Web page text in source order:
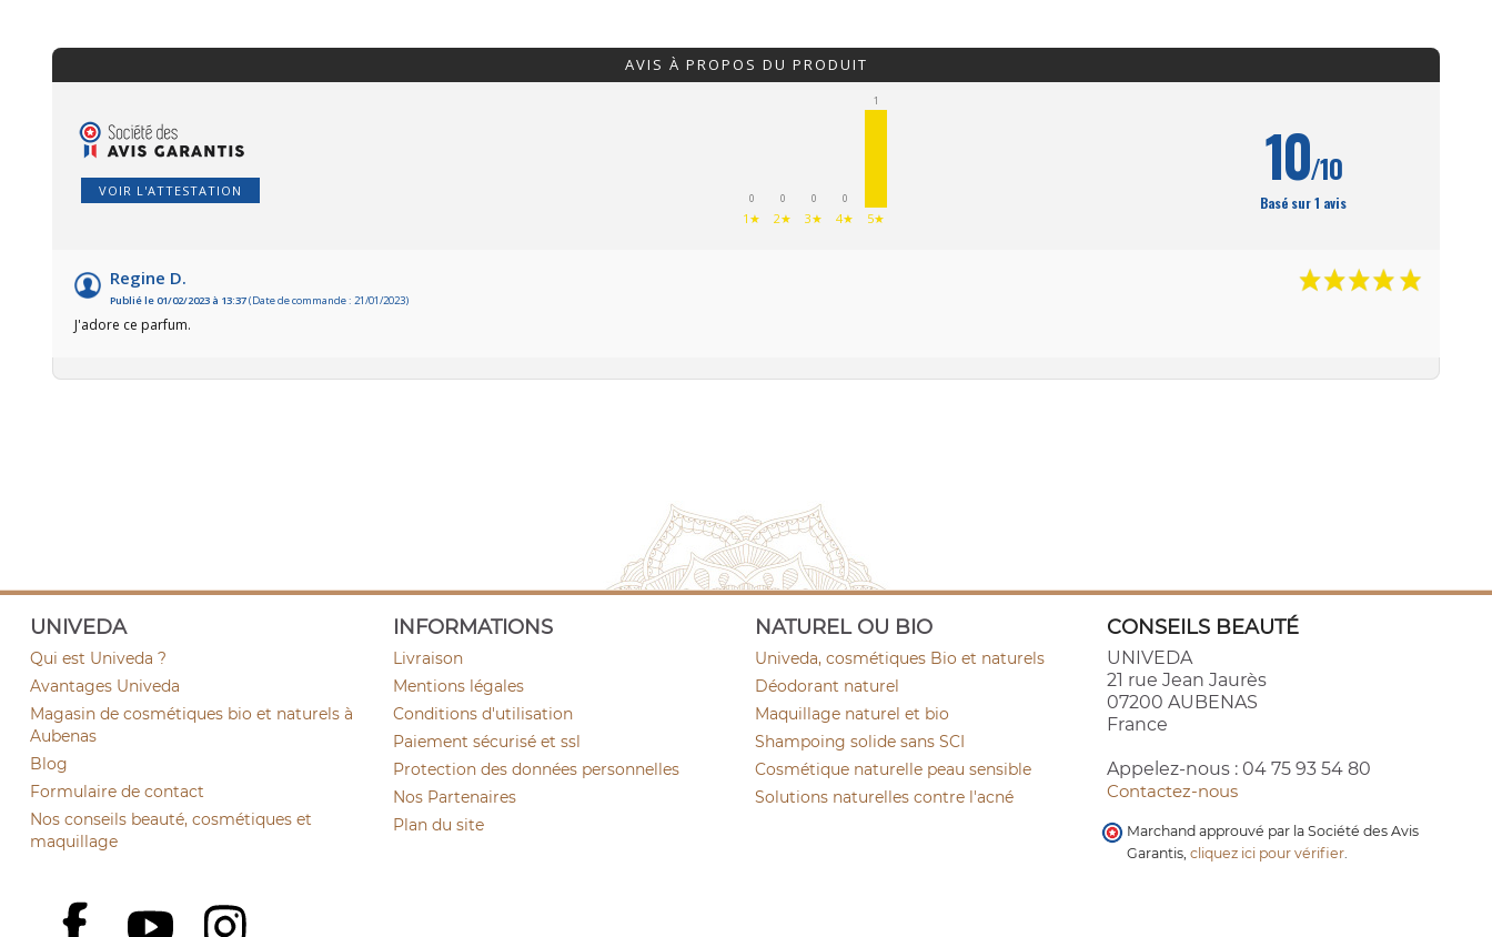
AVIS À PROPOS DU PRODUIT
VOIR L'ATTESTATION 0
1★
0
2★
0
3★
0
4★
1
5★
10/10
Basé sur 1 avis
Regine D.
Publié le 01/02/2023 à 13:37(Date de commande : 21/01/2023)
J'adore ce parfum.
UNIVEDA
Qui est Univeda ?
Avantages Univeda
Magasin de cosmétiques bio et naturels à
Aubenas
Blog
Formulaire de contact
Nos conseils beauté, cosmétiques et
maquillage
INFORMATIONS
Livraison
Mentions légales
Conditions d'utilisation
Paiement sécurisé et ssl
Protection des données personnelles
Nos Partenaires
Plan du site
NATUREL OU BIO
Univeda, cosmétiques Bio et naturels
Déodorant naturel
Maquillage naturel et bio
Shampoing solide sans SCI
Cosmétique naturelle peau sensible
Solutions naturelles contre l'acné
CONSEILS BEAUTÉ
UNIVEDA
21 rue Jean Jaurès
07200 AUBENAS
France
Appelez-nous : 04 75 93 54 80
Contactez-nous
Facebook
YouTube
Marchand approuvé par la Société des Avis
Garantis, cliquez ici pour vérifier.